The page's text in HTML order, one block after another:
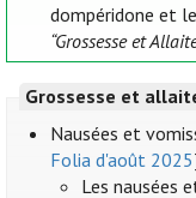
dompéridone et
“Grossesse et
Grossesse et
Nausées et
Folia d'août 2025
Les nausées